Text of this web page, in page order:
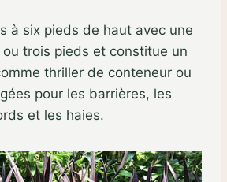
à six pieds de haut avec une
trois pieds et constitue un
thriller de conteneur ou
pour les barrières, les
et les haies.